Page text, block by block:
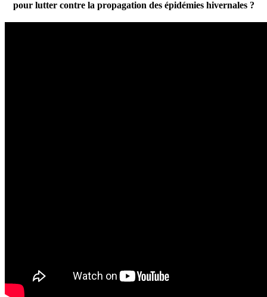
pour lutter contre la propagation des épidémies hivernales ?